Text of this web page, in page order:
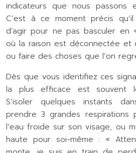
indicateurs que nous passons
C’est à ce moment précis
d’agir pour ne pas basculer en
où la raison est déconnectée et
ou faire des choses que l’on
Dès que vous identifiez ces
la plus efficace est souvent
S’isoler quelques instants
prendre 3 grandes respirations
l’eau froide sur son visage, ou
haute pour soi-même : «